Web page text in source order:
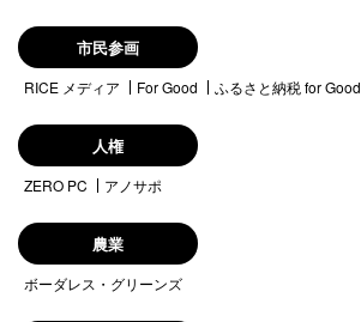
市民参画
RICE メディア For Good ふるさと納税 for Good
人権
ZERO PC アノサポ
農業
ボーダレス・グリーンズ